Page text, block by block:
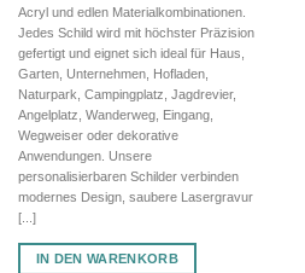
Acryl und edlen Materialkombinationen.
Jedes Schild wird mit höchster Präzision
gefertigt und eignet sich ideal für Haus,
Garten, Unternehmen, Hofladen,
Naturpark, Campingplatz, Jagdrevier,
Angelplatz, Wanderweg, Eingang,
Wegweiser oder dekorative
Anwendungen. Unsere
personalisierbaren Schilder verbinden
modernes Design, saubere Lasergravur
[...]
IN DEN WARENKORB